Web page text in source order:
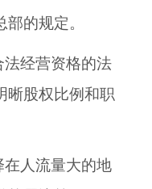
的规定。
经营资格的法
晰股权比例和职
人流量大的地